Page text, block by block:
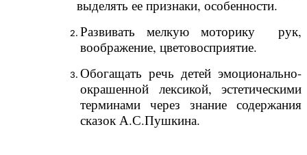
выделять ее признаки, особенности.
Развивать мелкую моторику рук,
воображение, цветовосприятие.
Обогащать речь детей эмоционально-
окрашенной лексикой, эстетическими
терминами через знание содержания
сказок А.С.Пушкина.